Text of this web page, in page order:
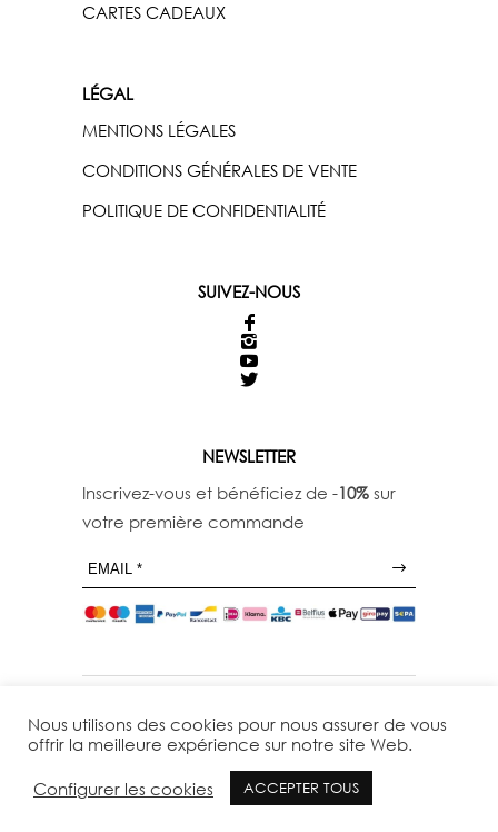
CARTES CADEAUX
LÉGAL
MENTIONS LÉGALES
CONDITIONS GÉNÉRALES DE VENTE
POLITIQUE DE CONFIDENTIALITÉ
SUIVEZ-NOUS
NEWSLETTER
Inscrivez-vous et bénéficiez de -10% sur
votre première commande
© 29THOCTOBER - TOUS DROITS RESERVES
Nous utilisons des cookies pour nous assurer de vous
offrir la meilleure expérience sur notre site Web.
Configurer les cookies ACCEPTER TOUS